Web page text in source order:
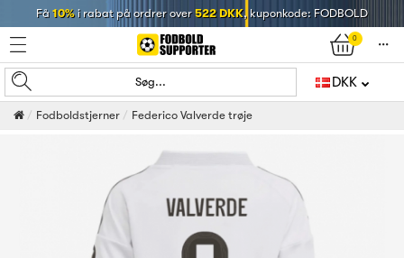
Få 10%i rabat på ordrer over522 DKK, kuponkode: FODBOLD
0
󰄒
Søg... DKK
Fodboldstjerner Federico Valverde trøje